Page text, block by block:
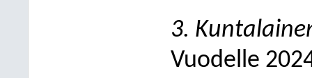
3.
Vuodelle